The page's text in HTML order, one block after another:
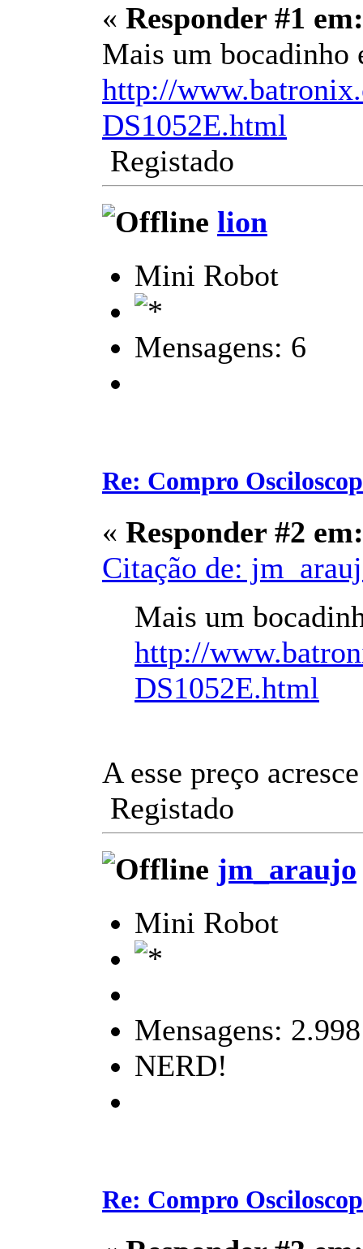
« Responder #1 em:
Mais um bocadinho
http://
DS1052E.html
Registado
lion
Mini Robot
Mensagens: 6
Re: Compro
« Responder #2 em:
Citação de:
Mais um
http://
DS1052E.html
A esse preço
Registado
jm_araujo
Mini Robot
Mensagens: 2.998
NERD!
Re: Compro